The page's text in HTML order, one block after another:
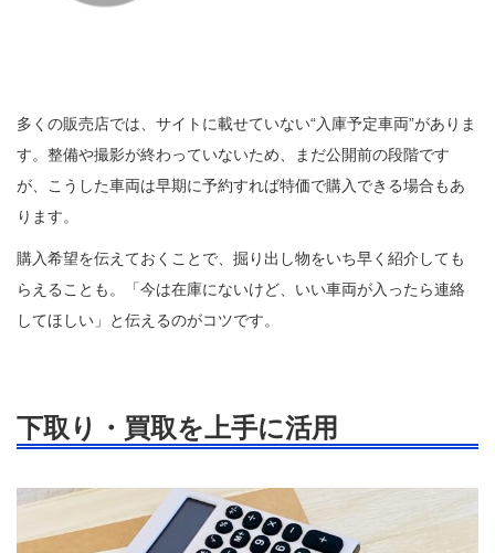
多くの販売店では、サイトに載せていない“入庫予定車両”がありま
す。整備や撮影が終わっていないため、まだ公開前の段階です
が、こうした車両は早期に予約すれば特価で購入できる場合もあ
ります。
購入希望を伝えておくことで、掘り出し物をいち早く紹介しても
らえることも。「今は在庫にないけど、いい車両が入ったら連絡
してほしい」と伝えるのがコツです。
下取り・買取を上手に活用